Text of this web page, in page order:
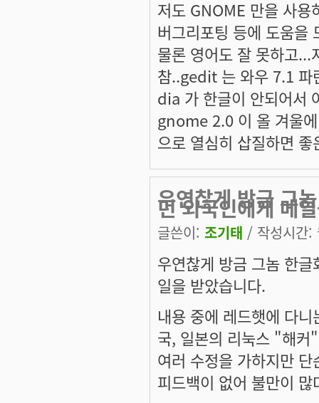
저도 GNOME 만을 사용
버그리포팅 등에 도움을
물론 영어도 잘 못하고...
참..gedit 는 와우 7.1 파
dia 가 한글이 안되어서
gnome 2.0 이 올 겨울
으로 열심히 삽질하면
우연찮게 방금 그
던 외국인에게 메
글쓴이: 조기태 / 작성시간
우연찮게 방금 그놈 한
일을 받았습니다.
내용 중에 레드햇에 다
국, 일본의 리눅스 "해커
여러 수정을 가하지만
피드백이 없어 불만이 많